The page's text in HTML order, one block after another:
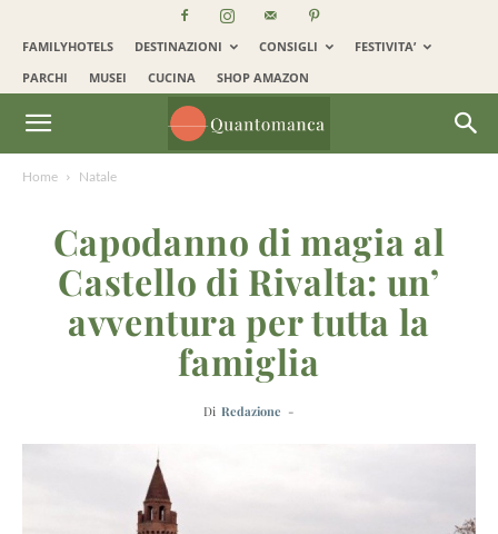
FAMILYHOTELS DESTINAZIONI CONSIGLI
FESTIVITA’
PARCHI
MUSEI CUCINA SHOP AMAZON
Home Natale
Capodanno di magia al
Castello di Rivalta: un’
avventura per tutta la
famiglia
Di Redazione -